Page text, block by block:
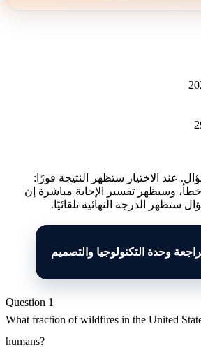
عند الاختيار ستظهر النتيجة فورًا:
وسيظهر تفسير الإجابة مباشرة إن
ستظهر الدرجة النهائية تلقائيًا.
Question 1
What fraction of wildfires in the United
humans?